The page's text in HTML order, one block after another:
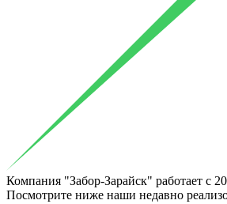
Компания "Забор-Зарайск" работает с
Посмотрите ниже наши недавно